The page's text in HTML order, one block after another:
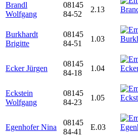
Brandl
Wolfgang
08145
84-52
2.13
Burkhardt
Brigitte
08145
84-51
1.03
Ecker Jürgen
08145
84-18
1.04
Eckstein
Wolfgang
08145
84-23
1.05
Egenhofer Nina
08145
84-41
E.03